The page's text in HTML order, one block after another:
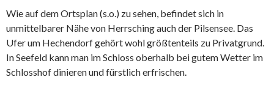
Wie auf dem Ortsplan (s.o.) zu sehen, befindet sich in
unmittelbarer Nähe von Herrsching auch der Pilsensee. Das
Ufer um Hechendorf gehört wohl größtenteils zu Privatgrund.
In Seefeld kann man im Schloss oberhalb bei gutem Wetter im
Schlosshof dinieren und fürstlich erfrischen.